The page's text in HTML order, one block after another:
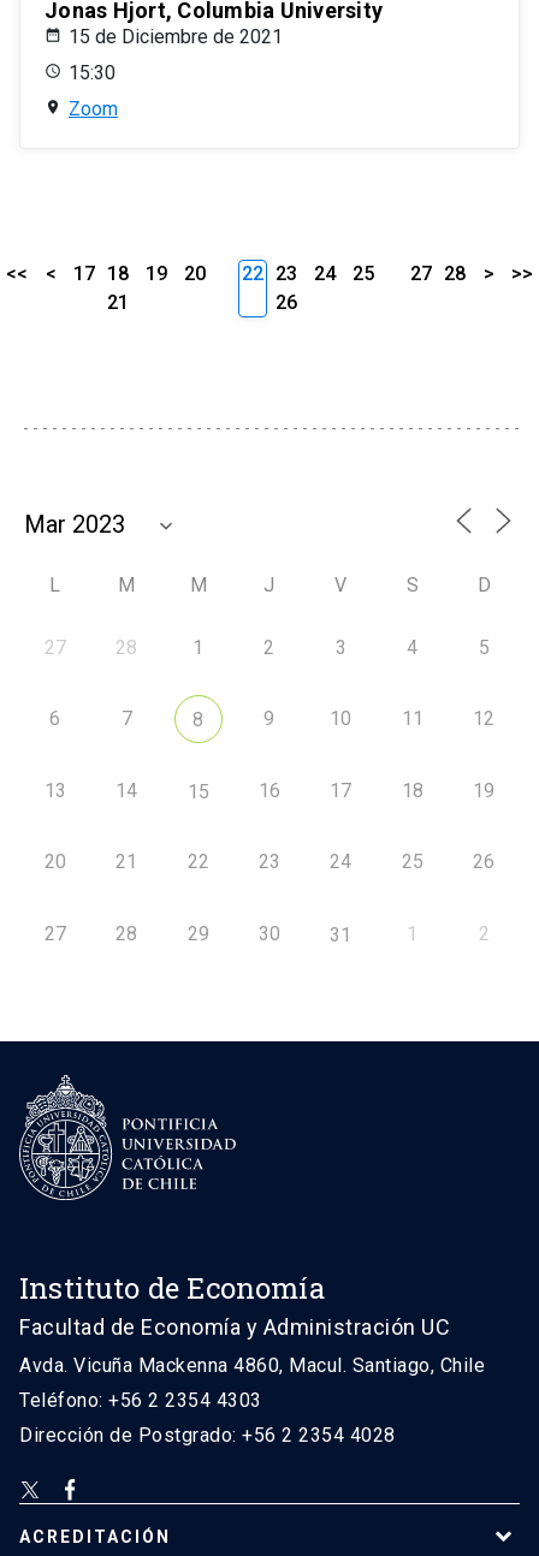
Jonas Hjort, Columbia University
15 de Diciembre de 2021
15:30
Zoom
<< < 17 18 19
20
21
22 23 24
25
26
27 28 > >>
L M M J V S D
27 28 1 2 3 4 5
6 7 8 9 10 11 12
13 14 15 16 17 18 19
20 21 22 23 24 25 26
27 28 29 30 31 1 2
Instituto de Economía
Facultad de Economía y Administración UC
Avda. Vicuña Mackenna 4860, Macul. Santiago, Chile
Teléfono: +56 2 2354 4303
Dirección de Postgrado: +56 2 2354 4028
ACREDITACIÓN